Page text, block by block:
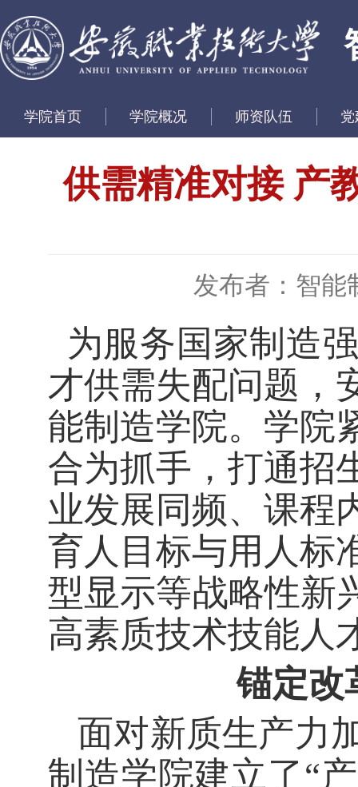
学院首页 学院概况 师资队伍
供需精准对接 产
发布者：智能
为服务国家制造
才供需失配问题，
能制造学院。学院
合为抓手 ，打通
业发展同频、课程
育人目标与用人标
型显示等战略性新
高素质技术技能人
锚定改
面对新质生产力
制造学院建立了 “